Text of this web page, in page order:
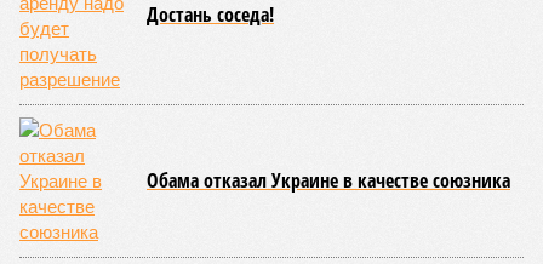
Достань соседа!
Обама отказал Украине в качестве союзника